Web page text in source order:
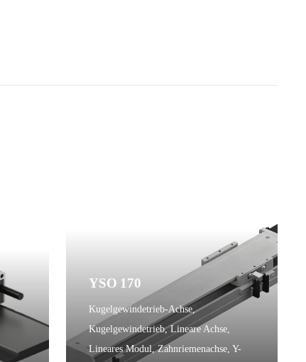
YSO 170
Kugelgewindetrieb-Achse,
Kugelgewindetrieb,Lineare Achse
Lineares Modul,Zahnriemenachse Y-